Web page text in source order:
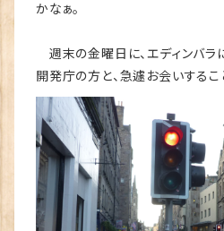
かなぁ。
週末の金曜日に、エディンバラ
開発庁の方と、急遽お会いするこ